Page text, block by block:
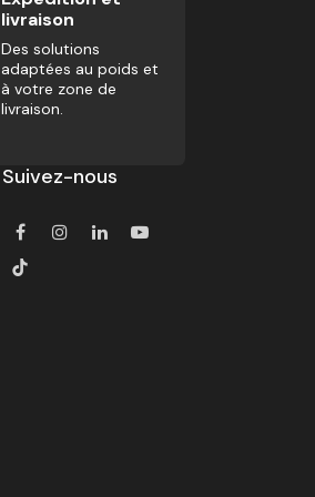
livraison
Des solutions
adaptées au poids et
à votre zone de
livraison.
Suivez-nous